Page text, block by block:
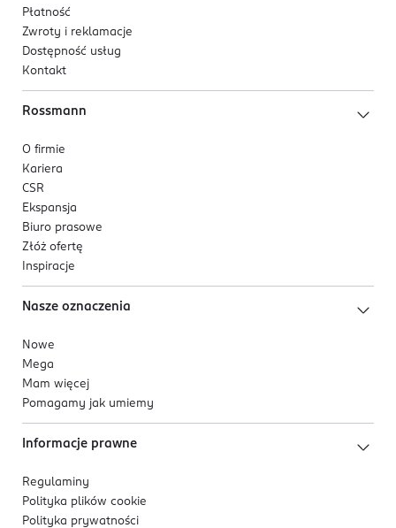
Płatność
Zwroty i reklamacje
Dostępność usług
Kontakt
Rossmann
O firmie
Kariera
CSR
Ekspansja
Biuro prasowe
Złóż ofertę
Inspiracje
Nasze oznaczenia
Nowe
Mega
Mam więcej
Pomagamy jak umiemy
Informacje prawne
Regulaminy
Polityka plików cookie
Polityka prywatności